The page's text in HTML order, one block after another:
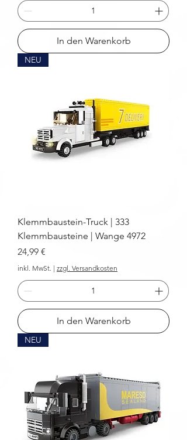
In den Warenkorb
NEU
Klemmbaustein-Truck | 333
Klemmbausteine | Wange 4972
Preis
24,99 €
inkl. MwSt. | zzgl. Versandkosten
In den Warenkorb
NEU